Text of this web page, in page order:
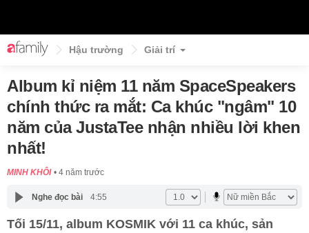
Hậu trường Giải trí
Album kỉ niệm 11 năm SpaceSpeakers
chính thức ra mắt: Ca khúc "ngâm" 10
năm của JustaTee nhận nhiều lời khen
nhất!
MINH KHÔI 4 năm trước
Nghe đọc bài 4:55
Tối 15/11, album KOSMIK với 11 ca khúc, sản